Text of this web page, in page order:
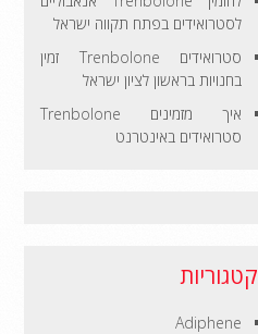
לסטרואידים בפתח תקווה ישראל
סטרואידים Trenbolone זמין
בחנויות בראשון לציון ישראל
איך מזמינים Trenbolone
סטרואידים באינטרנט
קטגוריות
Adiphene